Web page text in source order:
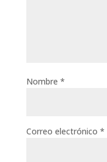
Nombre *
Correo electrónico *